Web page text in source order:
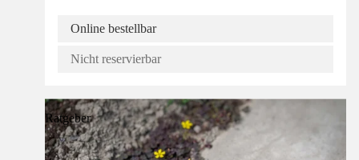
Online bestellbar
Nicht reservierbar
Ratgeber